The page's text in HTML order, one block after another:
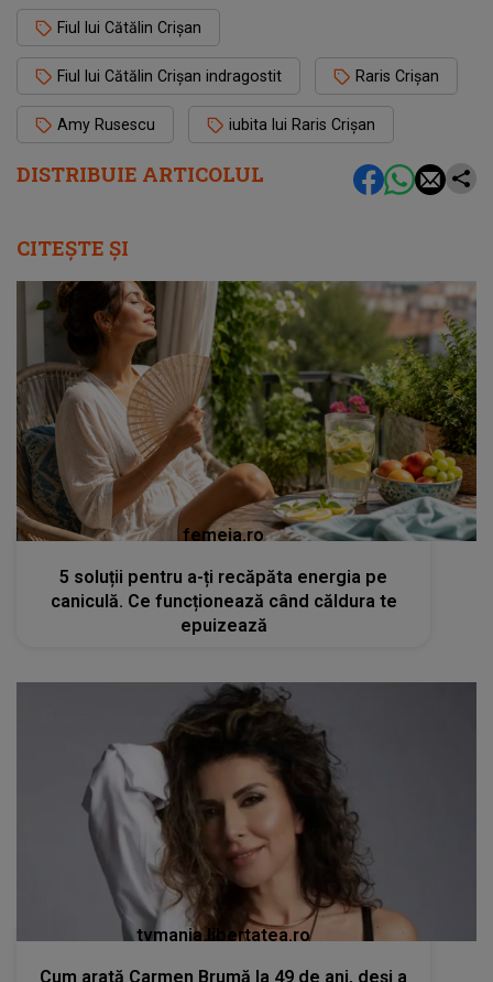
DISTRIBUIE ARTICOLUL
Fiul lui Cătălin Crișan
Fiul lui Cătălin Crișan indragostit Raris Crișan
Amy Rusescu iubita lui Raris Crișan
CITEȘTE ȘI
femeia.ro
5 soluții pentru a-ți recăpăta energia pe
caniculă. Ce funcționează când căldura te
epuizează
tvmania.libertatea.ro
Cum arată Carmen Brumă la 49 de ani, deși a